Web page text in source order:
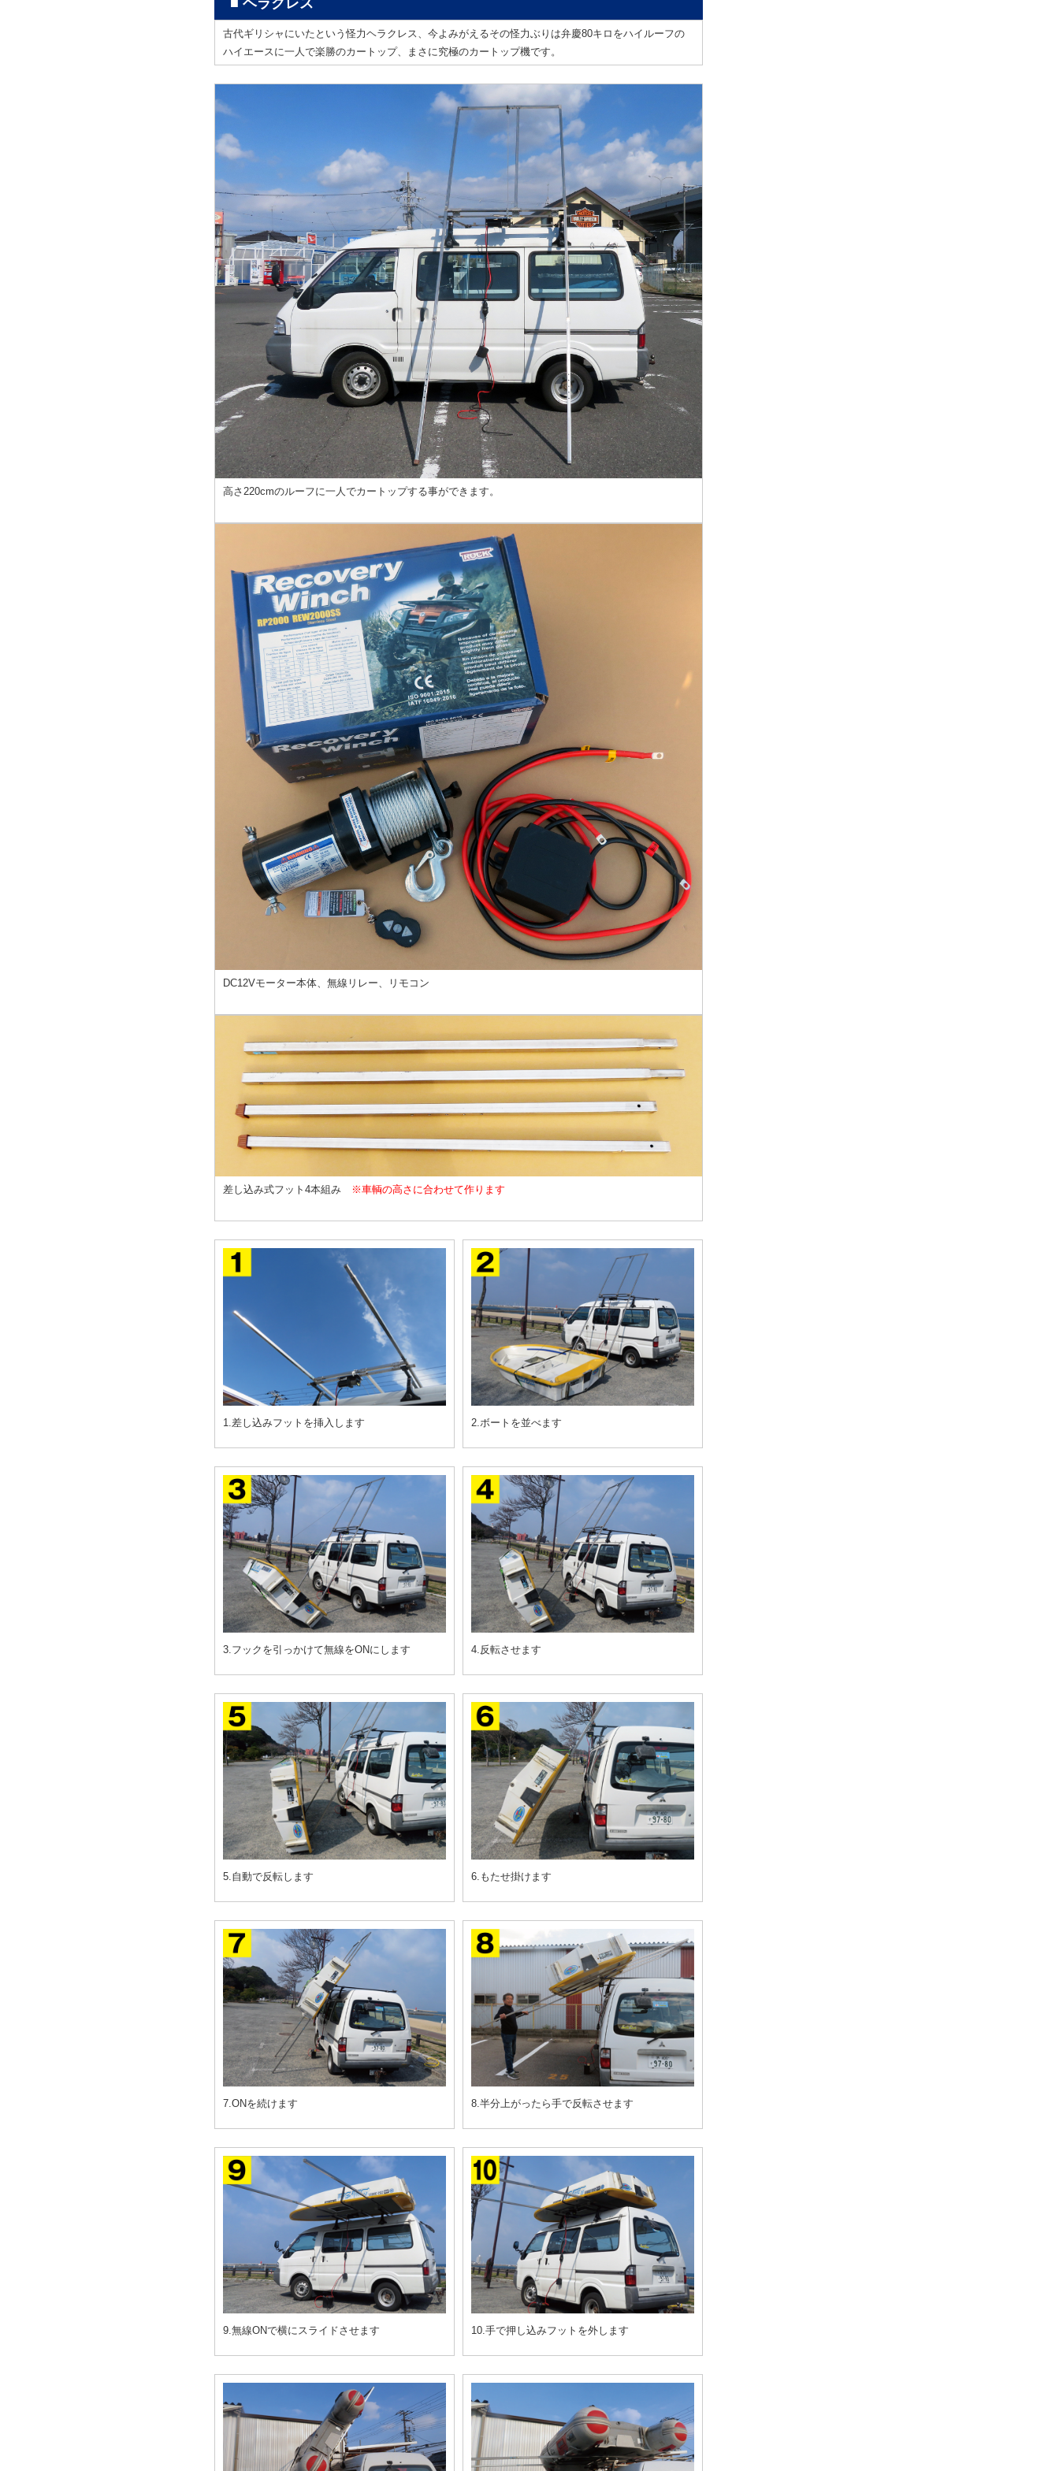
■ ヘラクレス
古代ギリシャにいたという怪力ヘラクレス、今よみがえるその怪力ぶりは弁慶80キロをハイルーフの
ハイエースに一人で楽勝のカートップ、まさに究極のカートップ機です。
高さ220cmのルーフに一人でカートップする事ができます。
DC12Vモーター本体、無線リレー、リモコン
差し込み式フット4本組み ※車輌の高さに合わせて作ります
1.差し込みフットを挿入します 2.ボートを並べます
3.フックを引っかけて無線をONにします 4.反転させます
5.自動で反転します 6.もたせ掛けます
7.ONを続けます 8.半分上がったら手で反転させます
9.無線ONで横にスライドさせます 10.手で押し込みフットを外します